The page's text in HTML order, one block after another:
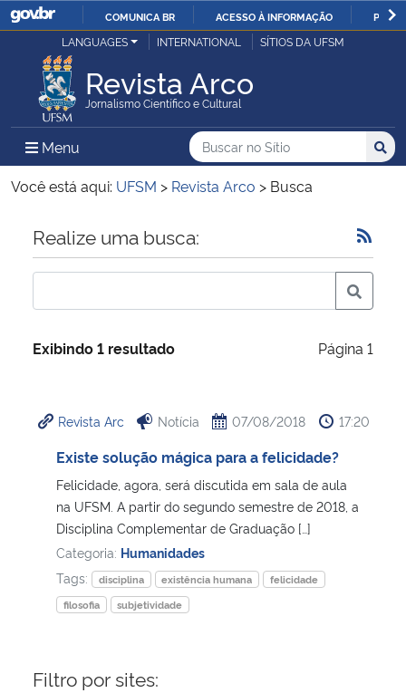
IR
O
COMUNICA BR ACESSO À INFORMAÇÃO
Ministério da Justiça e Segurança Pública
Ministério da Defesa
Ministério das Relações Exteriores
Ministério da Economia
Ministério da Infraestrutura
Ministério da Cidadania
Ministério de Minas e Energia
Ministério da Ciência, Tecnologia, Inovações e Comunicações
Ministério do Meio Ambiente
LANGUAGES INTERNATIONAL SÍTIOS DA UFSM
Revista Arco
Jornalismo Científico e Cultural
Menu Menu Principal do Sítio
Busca
Buscar no no Sítio
Busca:
Você está aqui: UFSM > Revista Arco > Busca
Início do conteúdo
Realize uma busca:
Exibindo 1 resultado Página 1
Revista Arc Notícia 07/08/2018 17:20
Existe solução mágica para a felicidade?
Felicidade, agora, será discutida em sala de aula
na UFSM. A partir do segundo semestre de 2018, a
Disciplina Complementar de Graduação […]
Categoria: Humanidades
Tags:
disciplina existência humana
felicidade
filosofia
subjetividade
Filtro por sites: